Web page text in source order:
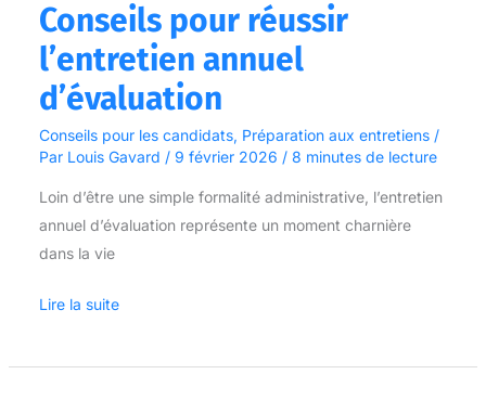
Conseils pour réussir
l’entretien annuel
d’évaluation
Conseils pour les candidats, Préparation aux entretiens/
Par Louis Gavard / 9 février 2026 / 8 minutes de lecture
Loin d’être une simple formalité administrative, l’entretien
annuel d’évaluation représente un moment charnière
dans la vie
Lire la suite